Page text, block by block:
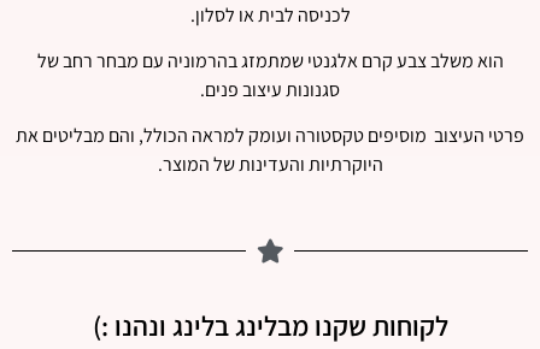
לכניסה לבית או לסלון.
הוא משלב צבע קרם אלגנטי שמתמזג בהרמוניה עם מבחר רחב של
סגנונות עיצוב פנים.
פרטי העיצוב מוסיפים טקסטורה ועומק למראה הכולל, והם מבליטים את
היוקרתיות והעדינות של המוצר.
לקוחות שקנו מבלינג בלינג ונהנו :)